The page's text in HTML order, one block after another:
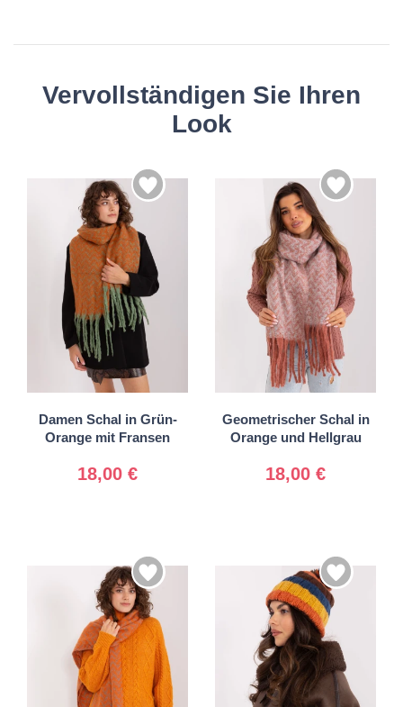
Vervollständigen Sie Ihren
Look
Damen Schal in Grün-
Orange mit Fransen
18,00 €
Geometrischer Schal in
Orange und Hellgrau
18,00 €